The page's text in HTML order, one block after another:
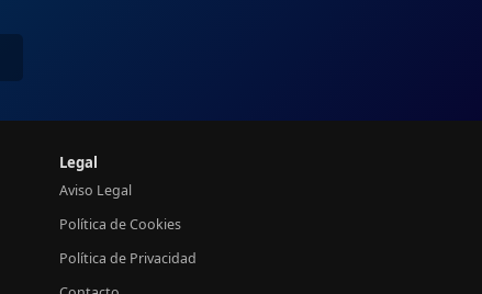
Legal
Aviso Legal
Política de Cookies
Política de Privacidad